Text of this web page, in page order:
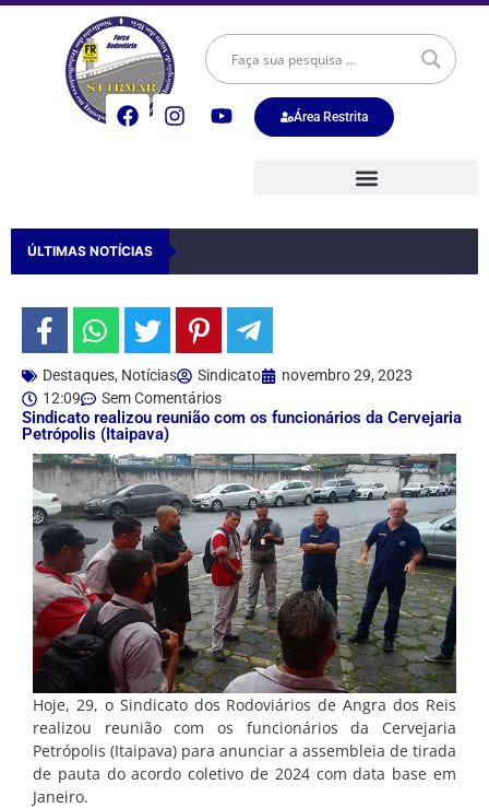
Área Restrita
ÚLTIMAS NOTÍCIAS
Destaques, Notícias Sindicato
novembro 29, 2023
12:09
Sem Comentários
Sindicato realizou reunião com os funcionários da Cervejaria
Petrópolis (Itaipava)
Hoje, 29, o Sindicato dos Rodoviários de Angra dos Reis
realizou reunião com os funcionários da Cervejaria
Petrópolis (Itaipava) para anunciar a assembleia de tirada
de pauta do acordo coletivo de 2024 com data base em
Janeiro.